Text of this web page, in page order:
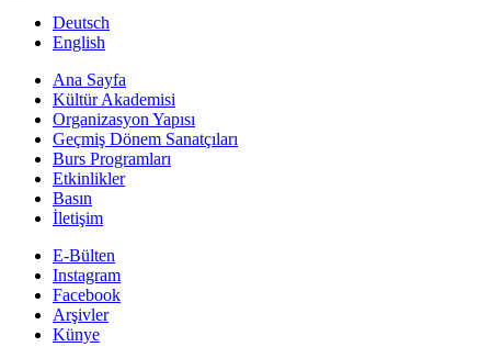
Deutsch
English
Ana Sayfa
Kültür Akademisi
Organizasyon Yapısı
Geçmiş Dönem Sanatçıları
Burs Programları
Etkinlikler
Basın
İletişim
E-Bülten
Instagram
Facebook
Arşivler
Künye